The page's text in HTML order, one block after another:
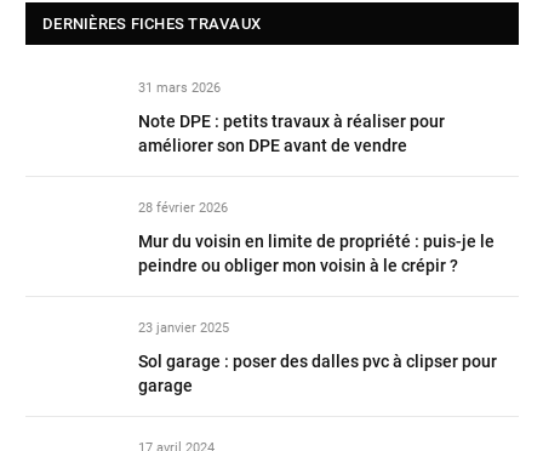
DERNIÈRES FICHES TRAVAUX
31 mars 2026
Note DPE : petits travaux à réaliser pour
améliorer son DPE avant de vendre
28 février 2026
Mur du voisin en limite de propriété : puis-je le
peindre ou obliger mon voisin à le crépir ?
23 janvier 2025
Sol garage : poser des dalles pvc à clipser pour
garage